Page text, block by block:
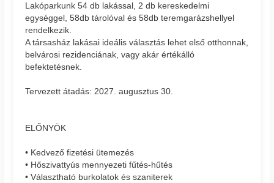
Lakóparkunk 54 db lakással, 2 db kereskedelmi
egységgel, 58db tárolóval és 58db teremgarázshellyel
rendelkezik.
A társasház lakásai ideális választás lehet első otthonnak,
belvárosi rezidenciának, vagy akár értékálló
befektetésnek.
Tervezett átadás: 2027. augusztus 30.
ELŐNYÖK
• Kedvező fizetési ütemezés
• Hőszivattyús mennyezeti fűtés-hűtés
• Választható burkolatok és szaniterek